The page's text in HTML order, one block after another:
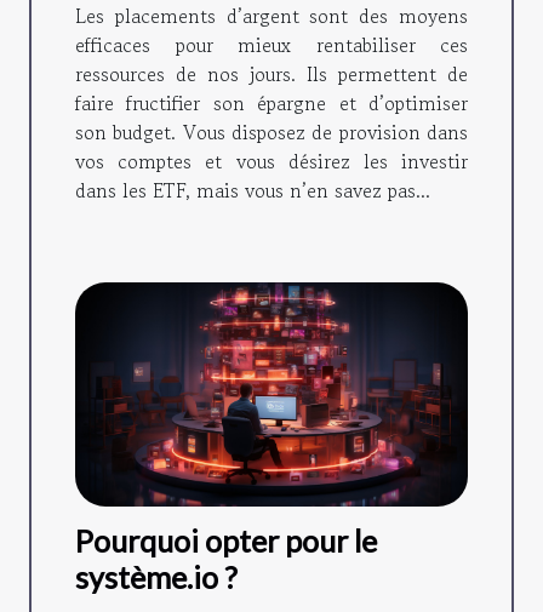
Les placements d’argent sont des moyens
efficaces pour mieux rentabiliser ces
ressources de nos jours. Ils permettent de
faire fructifier son épargne et d’optimiser
son budget. Vous disposez de provision dans
vos comptes et vous désirez les investir
dans les ETF, mais vous n’en savez pas...
Pourquoi opter pour le
système.io ?